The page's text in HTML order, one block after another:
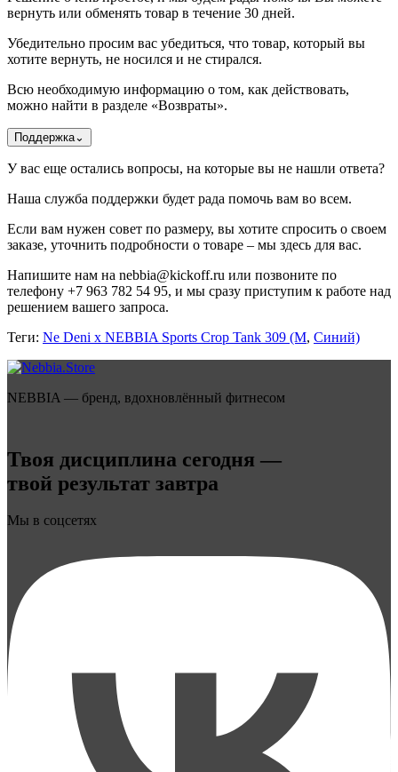
вернуть или обменять товар в течение 30 дней.
Убедительно просим вас убедиться, что товар, который вы
хотите вернуть, не носился и не стирался.
Всю необходимую информацию о том, как действовать,
можно найти в разделе «Возвраты».
Поддержка⌄
У вас еще остались вопросы, на которые вы не нашли ответа?
Наша служба поддержки будет рада помочь вам во всем.
Если вам нужен совет по размеру, вы хотите спросить о своем
заказе, уточнить подробности о товаре – мы здесь для вас.
Напишите нам на nebbia@kickoff.ru или позвоните по
телефону +7 963 782 54 95, и мы сразу приступим к работе над
решением вашего запроса.
Теги: Ne Deni x NEBBIA Sports Crop Tank 309 (M, Синий)
NEBBIA — бренд, вдохновлённый фитнесом
Твоя дисциплина сегодня —
твой результат завтра
Мы в соцсетях